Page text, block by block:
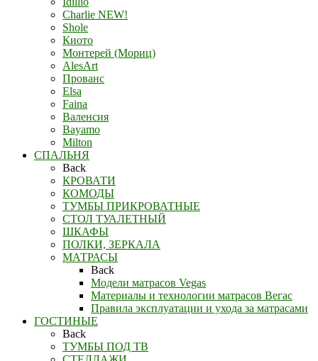
Charlie NEW!
Shole
Киото
Монтерей (Мориц)
AlesArt
Прованс
Elsa
Faina
Валенсия
Bayamo
Milton
СПАЛЬНЯ
Back
КРОВАТИ
КОМОДЫ
ТУМБЫ ПРИКРОВАТНЫЕ
СТОЛ ТУАЛЕТНЫЙ
ШКАФЫ
ПОЛКИ, ЗЕРКАЛА
МАТРАСЫ
Back
Модели матрасов Vegas
Материалы и технологии матрасов Вегас
Правила эксплуатации и ухода за матрасами
ГОСТИНЫЕ
Back
ТУМБЫ ПОД ТВ